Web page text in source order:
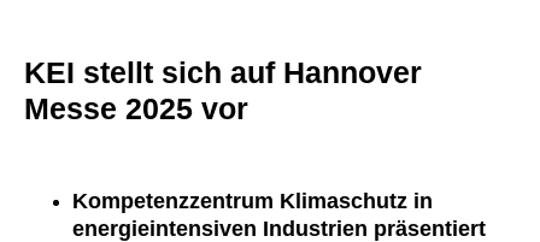
KEI stellt sich auf Hannover
Messe 2025 vor
Kompetenzzentrum Klimaschutz in
energieintensiven Industrien präsentiert